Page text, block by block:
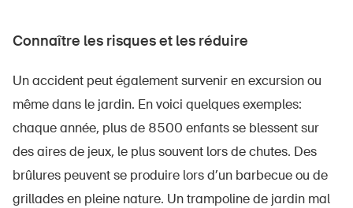
Connaître les risques et les réduire
Un accident peut également survenir en excursion ou
même dans le jardin. En voici quelques exemples:
chaque année, plus de 8500 enfants se blessent sur
des aires de jeux, le plus souvent lors de chutes. Des
brûlures peuvent se produire lors d’un barbecue ou de
grillades en pleine nature. Un trampoline de jardin mal